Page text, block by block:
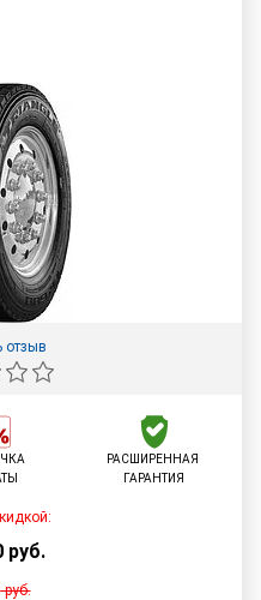
отзыв
РАСШИРЕННАЯ
ГАРАНТИЯ
руб.
руб.